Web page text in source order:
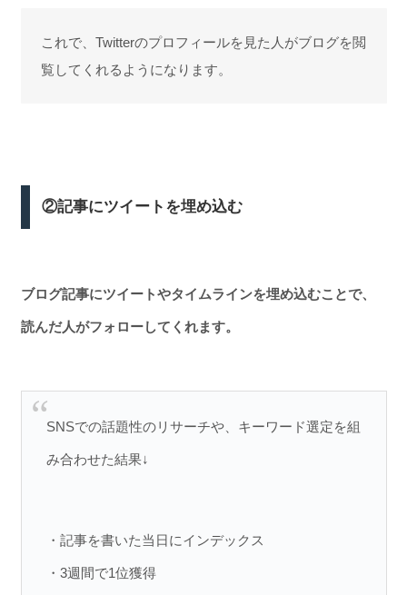
これで、Twitterのプロフィールを見た人がブログを閲
覧してくれるようになります。
②記事にツイートを埋め込む
ブログ記事にツイートやタイムラインを埋め込むことで、
読んだ人がフォローしてくれます。
SNSでの話題性のリサーチや、キーワード選定を組
み合わせた結果↓
・記事を書いた当日にインデックス
・3週間で1位獲得